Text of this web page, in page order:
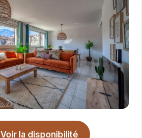
Voir la disponibilité